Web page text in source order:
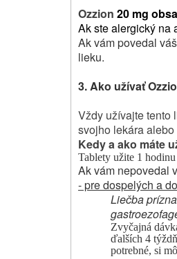
Ozzion 20 mg
Ak ste alergický na
Ak vám povedal
lieku.
3. Ako užívať
Vždy užívajte tento
svojho lekára
Kedy a ako máte
Tablety užite 1
Ak vám nepovedal
- pre dospelých a
Liečba
Zvyčajná
ďalších 4
potrebné, si